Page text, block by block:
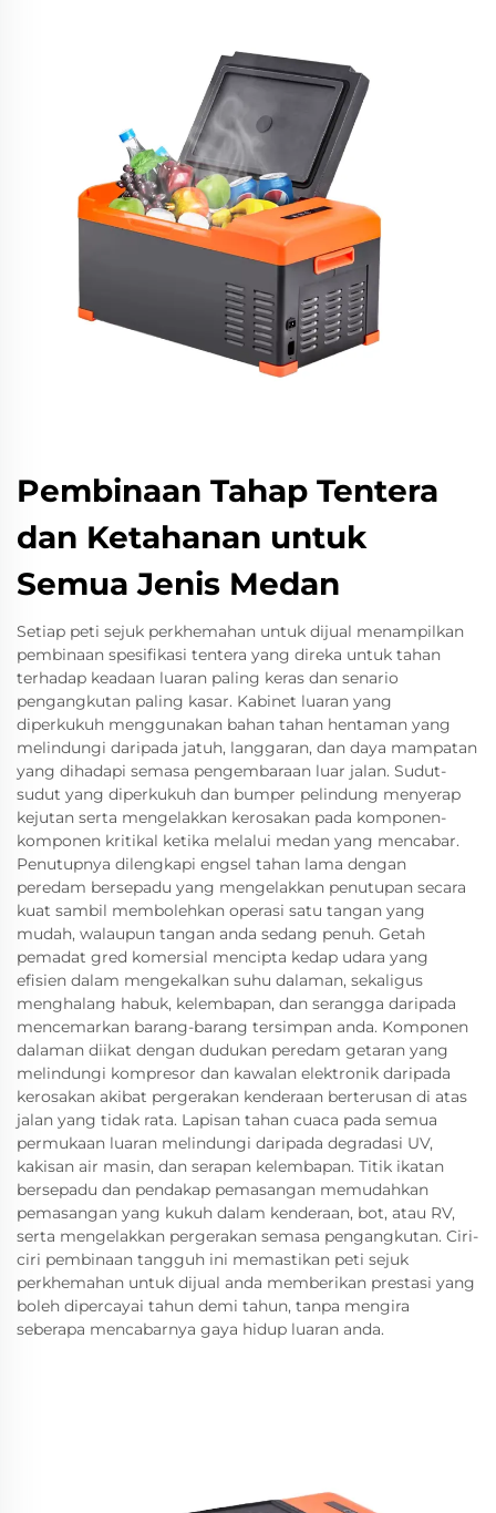
Pembinaan Tahap Tentera
dan Ketahanan untuk
Semua Jenis Medan
Setiap peti sejuk perkhemahan untuk dijual menampilkan
pembinaan spesifikasi tentera yang direka untuk tahan
terhadap keadaan luaran paling keras dan senario
pengangkutan paling kasar. Kabinet luaran yang
diperkukuh menggunakan bahan tahan hentaman yang
melindungi daripada jatuh, langgaran, dan daya mampatan
yang dihadapi semasa pengembaraan luar jalan. Sudut-
sudut yang diperkukuh dan bumper pelindung menyerap
kejutan serta mengelakkan kerosakan pada komponen-
komponen kritikal ketika melalui medan yang mencabar.
Penutupnya dilengkapi engsel tahan lama dengan
peredam bersepadu yang mengelakkan penutupan secara
kuat sambil membolehkan operasi satu tangan yang
mudah, walaupun tangan anda sedang penuh. Getah
pemadat gred komersial mencipta kedap udara yang
efisien dalam mengekalkan suhu dalaman, sekaligus
menghalang habuk, kelembapan, dan serangga daripada
mencemarkan barang-barang tersimpan anda. Komponen
dalaman diikat dengan dudukan peredam getaran yang
melindungi kompresor dan kawalan elektronik daripada
kerosakan akibat pergerakan kenderaan berterusan di atas
jalan yang tidak rata. Lapisan tahan cuaca pada semua
permukaan luaran melindungi daripada degradasi UV,
kakisan air masin, dan serapan kelembapan. Titik ikatan
bersepadu dan pendakap pemasangan memudahkan
pemasangan yang kukuh dalam kenderaan, bot, atau RV,
serta mengelakkan pergerakan semasa pengangkutan. Ciri-
ciri pembinaan tangguh ini memastikan peti sejuk
perkhemahan untuk dijual anda memberikan prestasi yang
boleh dipercayai tahun demi tahun, tanpa mengira
seberapa mencabarnya gaya hidup luaran anda.